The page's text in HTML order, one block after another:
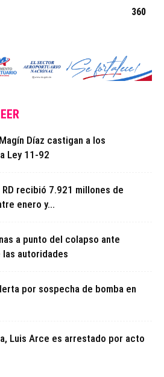
360
Díaz castigan a los
Ley 11-92
recibió 7.921 millones de
enero y...
a punto del colapso ante
las autoridades
por sospecha de bomba en
Luis Arce es arrestado por acto